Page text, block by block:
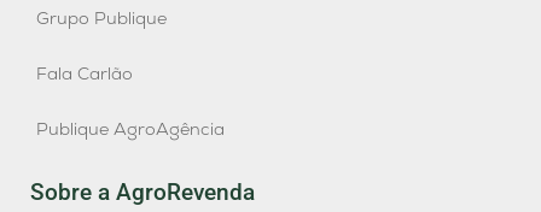
Grupo Publique
Fala Carlão
Publique AgroAgência
Sobre a AgroRevenda